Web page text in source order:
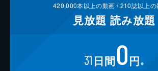
420,000本以上の動画 /210誌以上
見放題 読み放題
31 日間0円 ※